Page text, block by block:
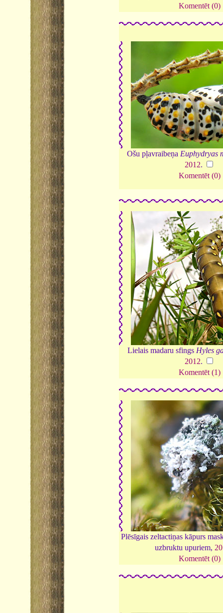
Komentēt (0)
Ošu pļavraibeņa Euphydryas
2012.
Komentēt (0)
Lielais madaru sfings Hyles
2012.
Komentēt (1)
Plēsīgais zeltactiņas kāpurs
uzbruktu upuriem,
Komentēt (0)